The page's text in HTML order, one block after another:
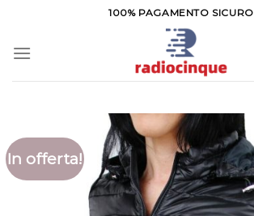
contenuti
100% PAGAMENTO SICURO
In offerta!